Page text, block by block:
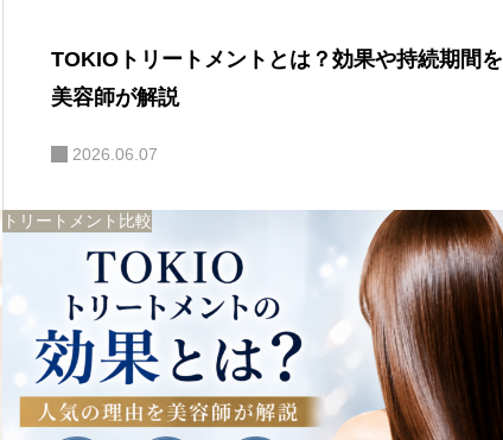
TOKIOトリートメントとは？効果や持続期間を
美容師が解説
2026.06.07
トリートメント比較